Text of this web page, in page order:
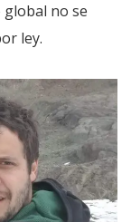
no se
ley.